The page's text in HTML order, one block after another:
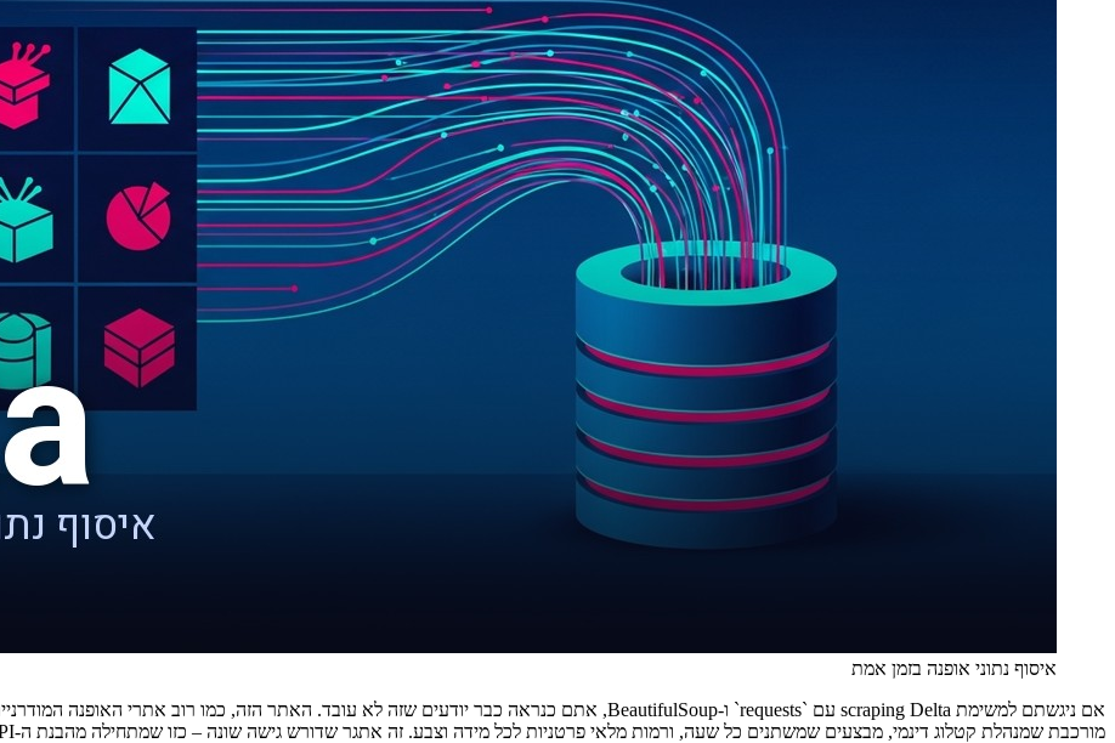
איסוף נתוני אופנה בזמן אמת
מורכבת שמנהלת קטלוג דינמי, מבצעים שמשתנים כל שעה, ורמות מלאי פרטניות לכל מידה וצבע. זה אתגר שדורש גישה שונה – כזו שמתחילה מהבנת ה-API הפנימי ושימוש בכלים שיודעים לדבר עם JavaScript.